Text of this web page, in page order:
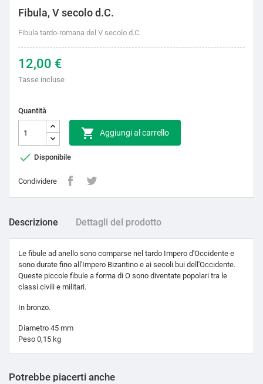
Fibula, V secolo d.C.
Fibula tardo-romana del V secolo d.C.
12,00 €
Tasse incluse
Quantità
 Aggiungi al carrello
 Disponibile
Condividere
Descrizione Dettagli del prodotto
Le fibule ad anello sono comparse nel tardo Impero d'Occidente e
sono durate fino all'Impero Bizantino e ai secoli bui dell'Occidente.
Queste piccole fibule a forma di O sono diventate popolari tra le
classi civili e militari.
In bronzo.
Diametro 45 mm
Peso 0,15 kg
Potrebbe piacerti anche